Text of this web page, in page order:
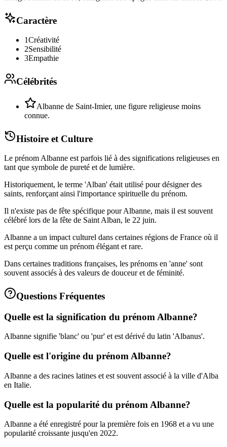
Caractère
1Créativité
2Sensibilité
3Empathie
Célébrités
Albanne de Saint-Imier, une figure religieuse moins
connue.
Histoire et Culture
Le prénom Albanne est parfois lié à des significations religieuses en
tant que symbole de pureté et de lumière.
Historiquement, le terme 'Alban' était utilisé pour désigner des
saints, renforçant ainsi l'importance spirituelle du prénom.
Il n'existe pas de fête spécifique pour Albanne, mais il est souvent
célébré lors de la fête de Saint Alban, le 22 juin.
Albanne a un impact culturel dans certaines régions de France où il
est perçu comme un prénom élégant et rare.
Dans certaines traditions françaises, les prénoms en 'anne' sont
souvent associés à des valeurs de douceur et de féminité.
Questions Fréquentes
Quelle est la signification du prénom Albanne?
Albanne signifie 'blanc' ou 'pur' et est dérivé du latin 'Albanus'.
Quelle est l'origine du prénom Albanne?
Albanne a des racines latines et est souvent associé à la ville d'Alba
en Italie.
Quelle est la popularité du prénom Albanne?
Albanne a été enregistré pour la première fois en 1968 et a vu une
popularité croissante jusqu'en 2022.